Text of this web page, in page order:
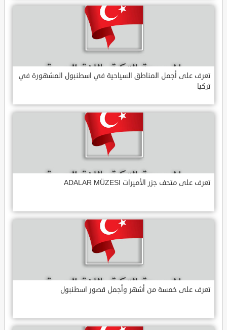
تعرف على أجمل المناطق السياحية في اسطنبول المشهورة في
تركيا
تعرف على متحف جزر الأميرات ADALAR MÜZESI
تعرف على خمسة من أشهر وأجمل قصور اسطنبول